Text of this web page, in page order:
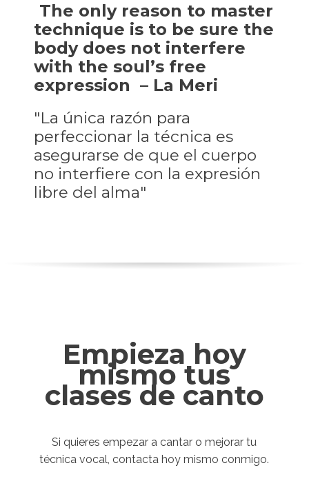
The only reason to master
technique is to be sure the
body does not interfere
with the soul’s free
expression – La Meri
"La única razón para
perfeccionar la técnica es
asegurarse de que el cuerpo
no interfiere con la expresión
libre del alma"
Empieza hoy
mismo tus
clases de canto
Si quieres empezar a cantar o mejorar tu
técnica vocal, contacta hoy mismo conmigo.